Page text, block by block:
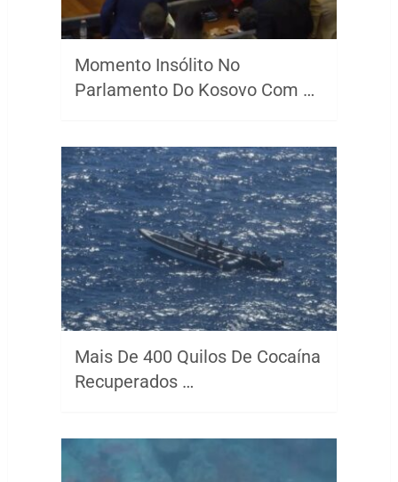
Momento Insólito No
Parlamento Do Kosovo Com …
Mais De 400 Quilos De Cocaína
Recuperados …